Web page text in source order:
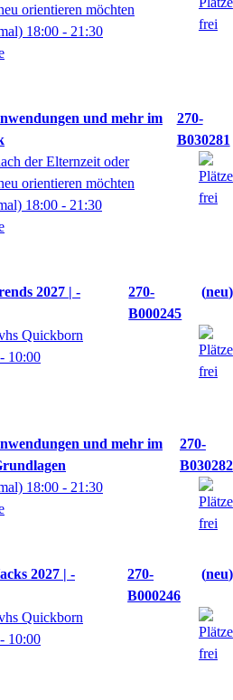
orientieren möchten
18:00 - 21:30
und mehr im
270-
B030281
der Elternzeit oder
orientieren möchten
18:00 - 21:30
2027 | -
270-
B000245
neu
Quickborn
- 10:00
und mehr im
270-
B030282
18:00 - 21:30
2027 | -
270-
B000246
neu
Quickborn
- 10:00